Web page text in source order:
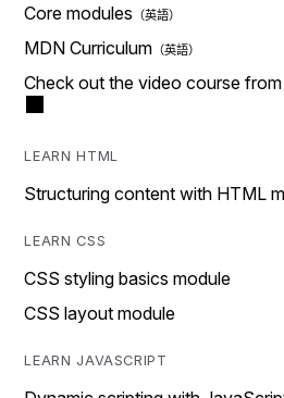
Core modules
MDN Curriculum
Check out the video course
LEARN HTML
Structuring content with HTML
LEARN CSS
CSS styling basics module
CSS layout module
LEARN JAVASCRIPT